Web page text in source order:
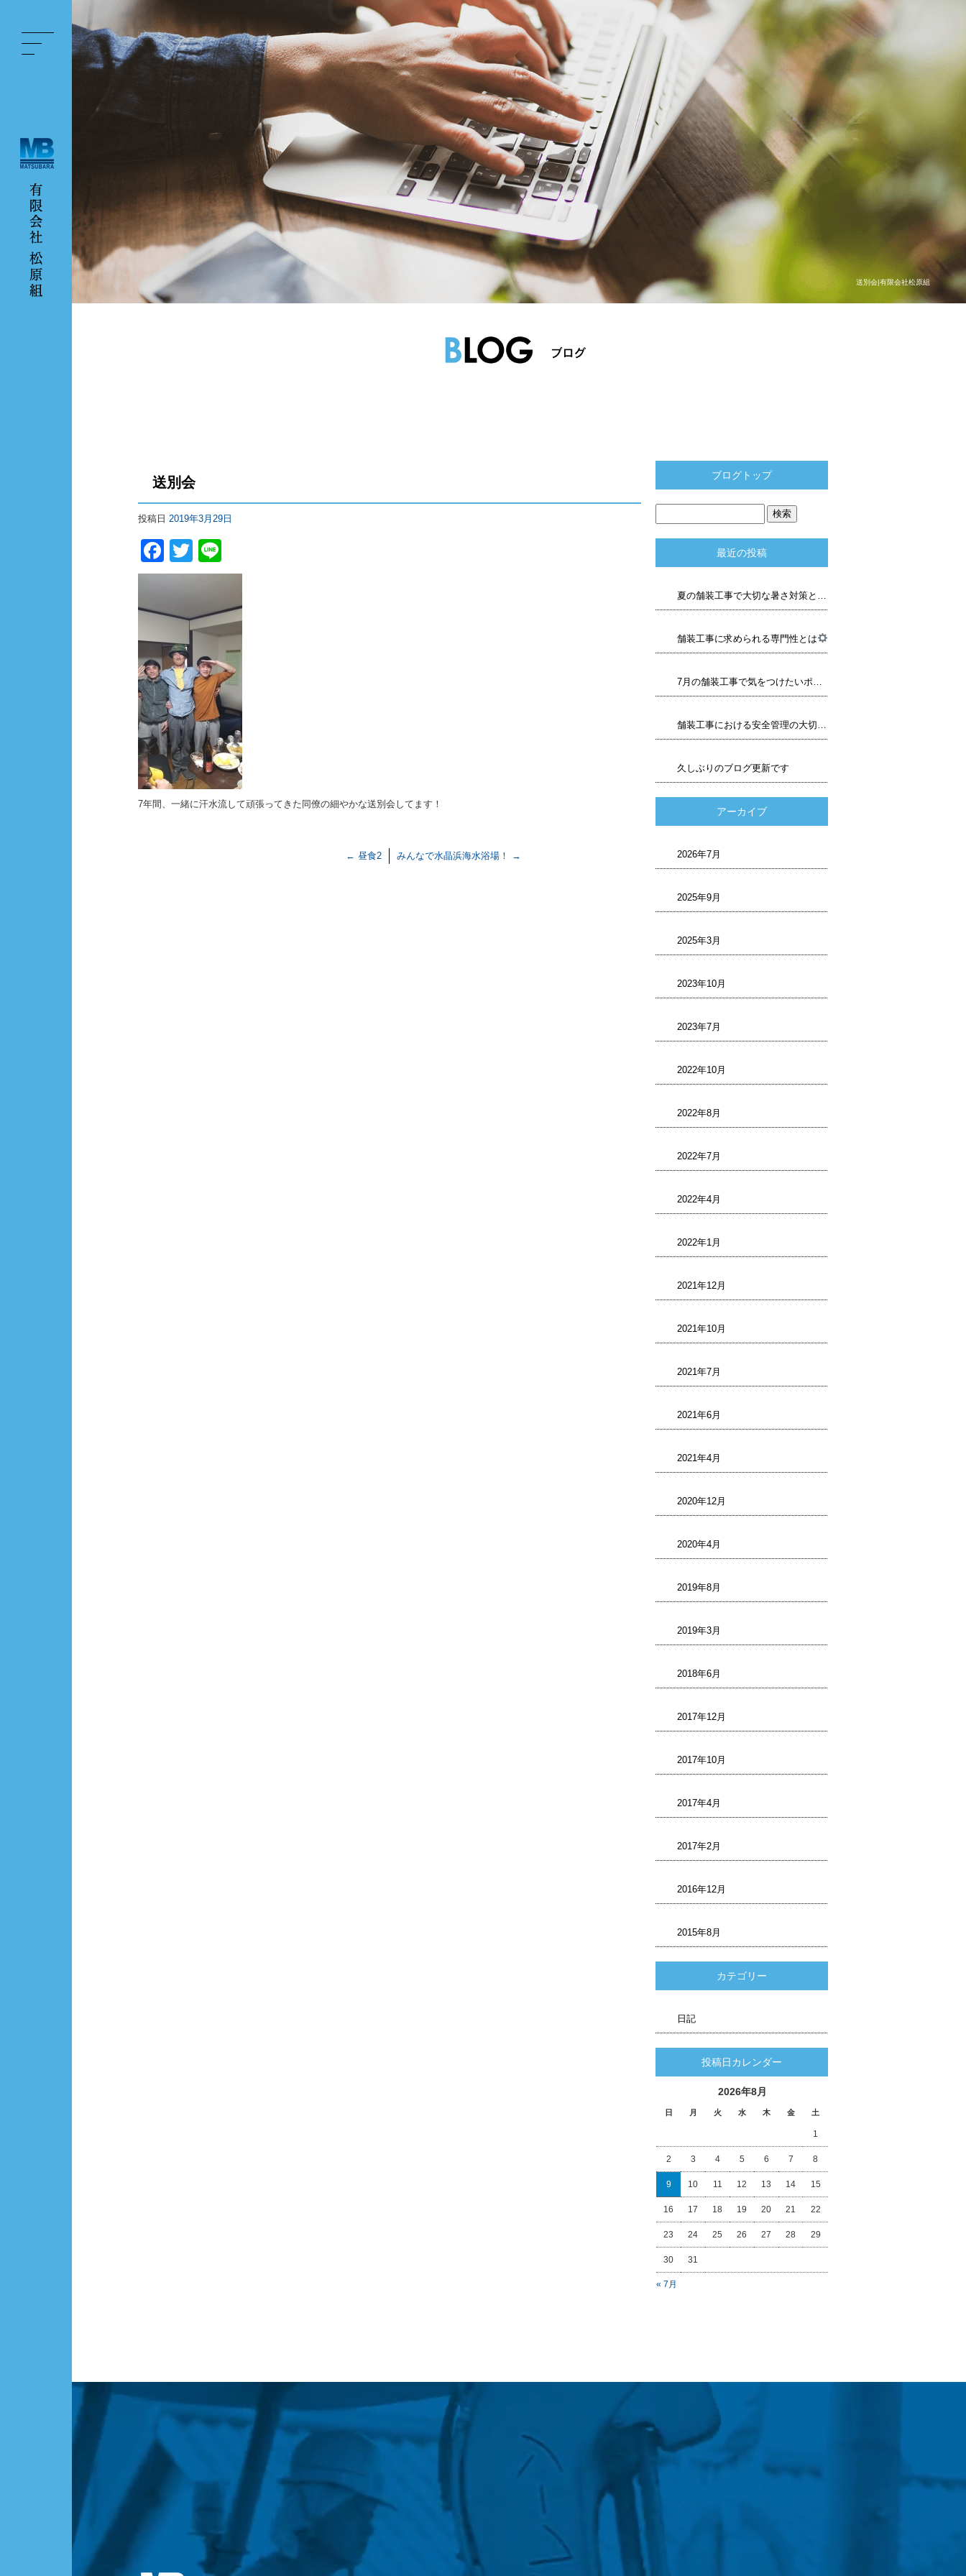
送別会|有限会社松原組
送別会
投稿日 2019年3月29日
F
a
e
b
o
o
k
T
wi
tt
er
n
7年間、一緒に汗水流して頑張ってきた同僚の細やかな送別会してます！
← 昼食2 みんなで水晶浜海水浴場！ →
ブログトップ
最近の投稿
夏の舗装工事で大切な暑さ対策と品質管理
舗装工事に求められる専門性とは
7月の舗装工事で気をつけたいポイント
舗装工事における安全管理の大切さ
久しぶりのブログ更新です
アーカイブ
2026年7月
2025年9月
2025年3月
2023年10月
2023年7月
2022年10月
2022年8月
2022年7月
2022年4月
2022年1月
2021年12月
2021年10月
2021年7月
2021年6月
2021年4月
2020年12月
2020年4月
2019年8月
2019年3月
2018年6月
2017年12月
2017年10月
2017年4月
2017年2月
2016年12月
2015年8月
カテゴリー
日記
投稿日カレンダー
2026年8月
日 月 火 水 木 金 土
« 7月
1
2 3 4 5 6 7 8
9 10 11 12 13 14 15
16 17 18 19 20 21 22
23 24 25 26 27 28 29
30 31